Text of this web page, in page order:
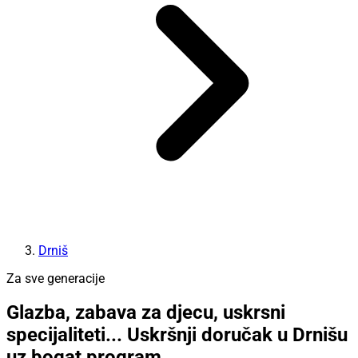
Drniš
Za sve generacije
Glazba, zabava za djecu, uskrsni
specijaliteti... Uskršnji doručak u Drnišu